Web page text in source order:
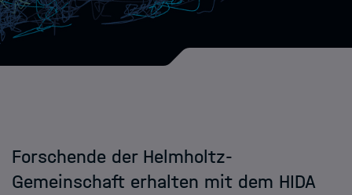
HIDA Mobility Program
Helmholtz Hosts
Forschende der Helmholtz-
Gemeinschaft erhalten mit dem HIDA